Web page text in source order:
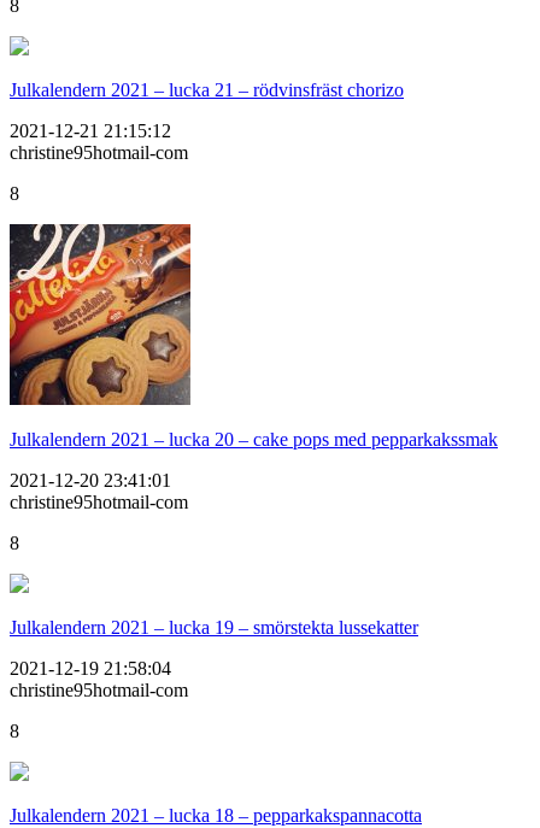
8
Julkalendern 2021 – lucka 21 – rödvinsfräst chorizo
2021-12-21 21:15:12
christine95hotmail-com
8
Julkalendern 2021 – lucka 20 – cake pops med pepparkakssmak
2021-12-20 23:41:01
christine95hotmail-com
8
Julkalendern 2021 – lucka 19 – smörstekta lussekatter
2021-12-19 21:58:04
christine95hotmail-com
8
Julkalendern 2021 – lucka 18 – pepparkakspannacotta